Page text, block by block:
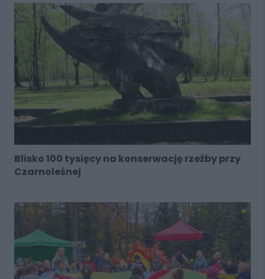
Blisko 100 tysięcy na konserwację rzeźby przy
Czarnoleśnej